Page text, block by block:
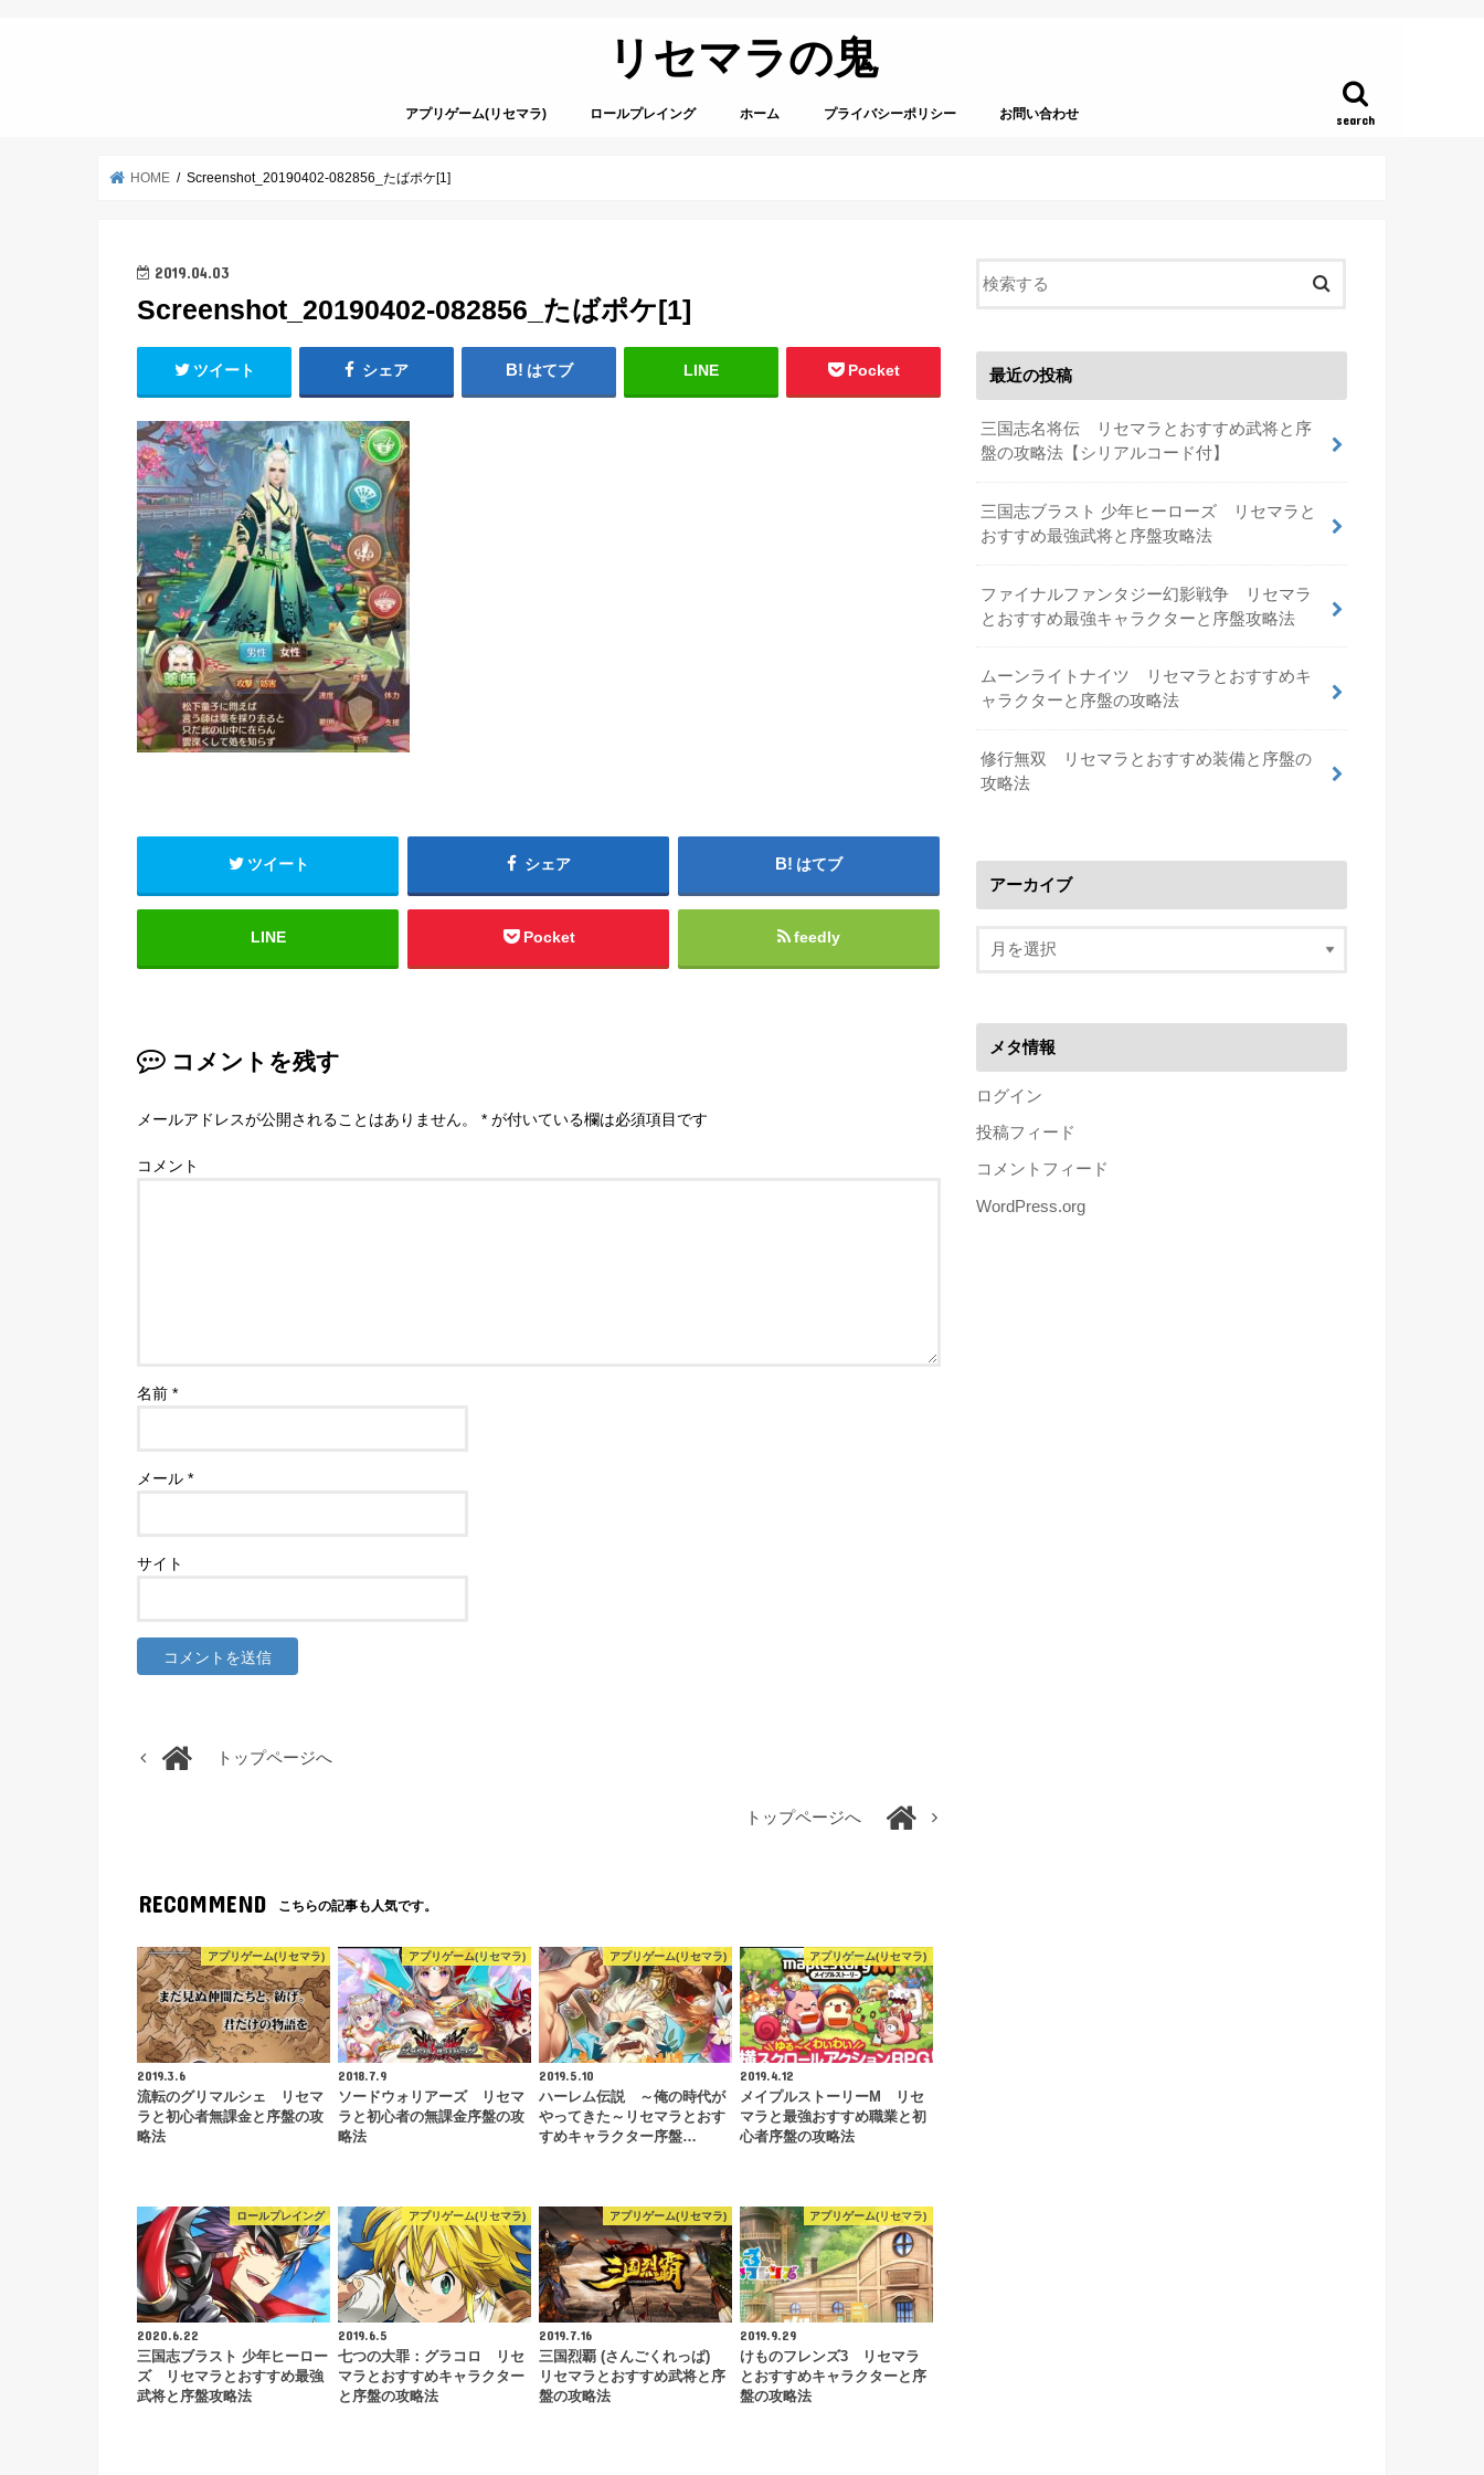
リセマラの鬼
search
アプリゲーム(リセマラ) ロールプレイング ホーム プライバシーポリシー お問い合わせ
HOME Screenshot_20190402-082856_たばポケ[1]
2019.04.03
Screenshot_20190402-082856_たばポケ[1]
ツイート シェア はてブ LINE Pocket
ツイート シェア はてブ
LINE Pocket feedly
コメントを残す
メールアドレスが公開されることはありません。 * が付いている欄は必須項目です
コメント
名前 *
メール *
サイト
トップページへ
トップページへ
RECOMMEND こちらの記事も人気です。
アプリゲーム(リセマラ)
2019.3.6
流転のグリマルシェ リセマ
ラと初心者無課金と序盤の攻
略法
アプリゲーム(リセマラ)
2018.7.9
ソードウォリアーズ リセマ
ラと初心者の無課金序盤の攻
略法
アプリゲーム(リセマラ)
2019.5.10
ハーレム伝説 ～俺の時代が
やってきた～リセマラとおす
すめキャラクター序盤…
アプリゲーム(リセマラ)
2019.4.12
メイプルストーリーM リセ
マラと最強おすすめ職業と初
心者序盤の攻略法
ロールプレイング
2020.6.22
三国志ブラスト 少年ヒーロー
ズ リセマラとおすすめ最強
武将と序盤攻略法
アプリゲーム(リセマラ)
2019.6.5
七つの大罪：グラコロ リセ
マラとおすすめキャラクター
と序盤の攻略法
アプリゲーム(リセマラ)
2019.7.16
三国烈覇 (さんごくれっぱ)
リセマラとおすすめ武将と序
盤の攻略法
アプリゲーム(リセマラ)
2019.9.29
けものフレンズ3 リセマラ
とおすすめキャラクターと序
盤の攻略法
最近の投稿
三国志名将伝 リセマラとおすすめ武将と序
盤の攻略法【シリアルコード付】
三国志ブラスト 少年ヒーローズ リセマラと
おすすめ最強武将と序盤攻略法
ファイナルファンタジー幻影戦争 リセマラ
とおすすめ最強キャラクターと序盤攻略法
ムーンライトナイツ リセマラとおすすめキ
ャラクターと序盤の攻略法
修行無双 リセマラとおすすめ装備と序盤の
攻略法
アーカイブ
メタ情報
ログイン
投稿フィード
コメントフィード
WordPress.org